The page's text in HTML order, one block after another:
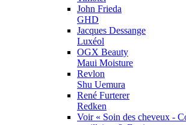
John Frieda
GHD
Jacques Dessange
Luxéol
OGX Beauty
Maui Moisture
Revlon
Shu Uemura
René Furterer
Redken
Voir « Soin des cheveux -